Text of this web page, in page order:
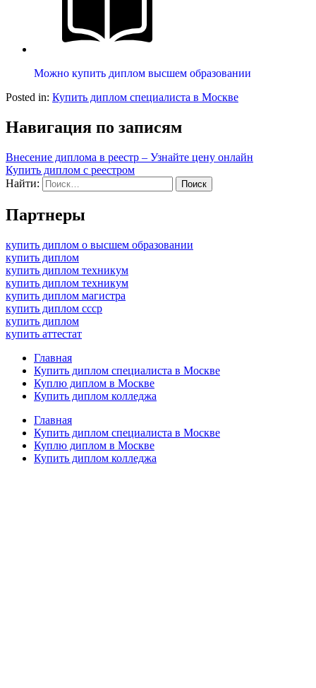
Можно купить диплом высшем образовании
Posted in: Купить диплом специалиста в Москве
Навигация по записям
Внесение диплома в реестр – Узнайте цену онлайн
Купить диплом с реестром
Найти:
Партнеры
купить диплом о высшем образовании
купить диплом
купить диплом техникум
купить диплом техникум
купить диплом магистра
купить диплом ссср
купить диплом
купить аттестат
Главная
Купить диплом специалиста в Москве
Куплю диплом в Москве
Купить диплом колледжа
Главная
Купить диплом специалиста в Москве
Куплю диплом в Москве
Купить диплом колледжа